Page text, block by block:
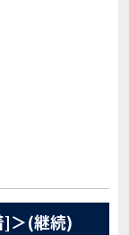
]＞(継続)